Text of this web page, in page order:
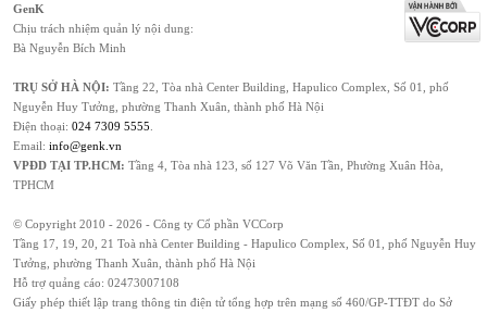
GenK
Chịu trách nhiệm quản lý nội dung:
Bà Nguyễn Bích Minh
TRỤ SỞ HÀ NỘI: Tầng 22, Tòa nhà Center Building, Hapulico Complex, Số 01, phố
Nguyễn Huy Tưởng, phường Thanh Xuân, thành phố Hà Nội
Điện thoại: 024 7309 5555
Email: info@genk.vn
VPĐD TẠI TP.HCM: Tầng 4, Tòa nhà 123, số 127 Võ Văn Tần, Phường Xuân Hòa,
TPHCM
© Copyright 2010 - 2026 - Công ty Cổ phần VCCorp
Tầng 17, 19, 20, 21 Toà nhà Center Building - Hapulico Complex, Số 01, phố Nguyễn Huy
Tưởng, phường Thanh Xuân, thành phố Hà Nội
Hỗ trợ quảng cáo: 02473007108
Giấy phép thiết lập trang thông tin điện tử tổng hợp trên mạng số 460/GP-TTĐT do Sở